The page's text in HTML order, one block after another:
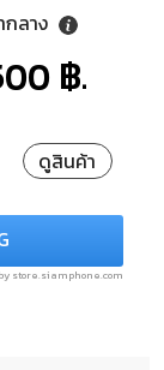
กลาง
฿.
ดูสินค้า
store.siamphone.com